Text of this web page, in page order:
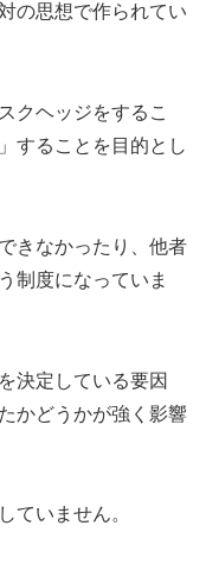
の思想で作られてい
クヘッジをするこ
することを目的とし
きなかったり、他者
制度になっていま
決定している要因
かどうかが強く影響
ていません。